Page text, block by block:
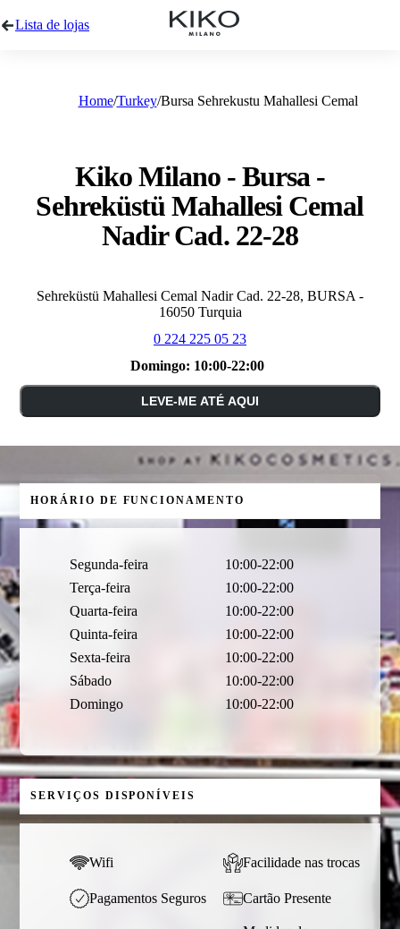
Lista de lojas
Home Turkey Bursa Sehrekustu Mahallesi Cemal
Kiko Milano - Bursa -
Sehreküstü Mahallesi Cemal
Nadir Cad. 22-28
Sehreküstü Mahallesi Cemal Nadir Cad. 22-28, BURSA -
16050 Turquia
0 224 225 05 23
Domingo: 10:00-22:00
LEVE-ME ATÉ AQUI
HORÁRIO DE FUNCIONAMENTO
Segunda-feira
10:00-22:00
Terça-feira
10:00-22:00
Quarta-feira
10:00-22:00
Quinta-feira
10:00-22:00
Sexta-feira
10:00-22:00
Sábado
10:00-22:00
Domingo
10:00-22:00
SERVIÇOS DISPONÍVEIS
Wifi Facilidade nas trocas
Pagamentos Seguros Cartão Presente